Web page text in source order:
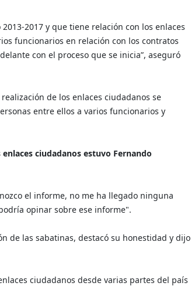
2017 y que tiene relación con los enlaces
funcionarios en relación con los contratos
con el proceso que se inicia”, aseguró
de los enlaces ciudadanos se
entre ellos a varios funcionarios y
ciudadanos estuvo Fernando
el informe, no me ha llegado ninguna
opinar sobre ese informe".
de las sabatinas, destacó su honestidad y dijo
ciudadanos desde varias partes del país